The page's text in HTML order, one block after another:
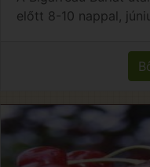
előtt 8-10 nappal,